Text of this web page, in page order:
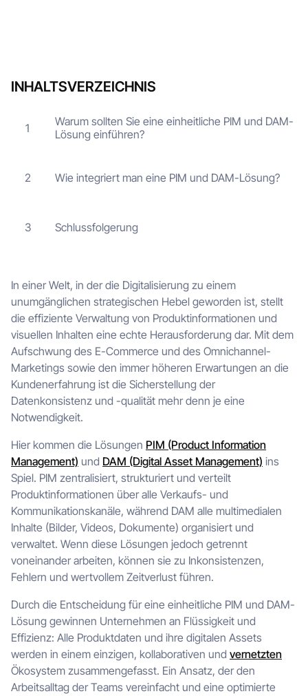
INHALTSVERZEICHNIS
1
Warum sollten Sie eine einheitliche PIM und DAM-
Lösung einführen?
2 Wie integriert man eine PIM und DAM-Lösung?
3 Schlussfolgerung
In einer Welt, in der die Digitalisierung zu einem
unumgänglichen strategischen Hebel geworden ist, stellt
die effiziente Verwaltung von Produktinformationen und
visuellen Inhalten eine echte Herausforderung dar. Mit dem
Aufschwung des E-Commerce und des Omnichannel-
Marketings sowie den immer höheren Erwartungen an die
Kundenerfahrung ist die Sicherstellung der
Datenkonsistenz und -qualität mehr denn je eine
Notwendigkeit.
Hier kommen die Lösungen PIM (Product Information
Management) und DAM (Digital Asset Management) ins
Spiel. PIM zentralisiert, strukturiert und verteilt
Produktinformationen über alle Verkaufs- und
Kommunikationskanäle, während DAM alle multimedialen
Inhalte (Bilder, Videos, Dokumente) organisiert und
verwaltet. Wenn diese Lösungen jedoch getrennt
voneinander arbeiten, können sie zu Inkonsistenzen,
Fehlern und wertvollem Zeitverlust führen.
Durch die Entscheidung für eine einheitliche PIM und DAM-
Lösung gewinnen Unternehmen an Flüssigkeit und
Effizienz: Alle Produktdaten und ihre digitalen Assets
werden in einem einzigen, kollaborativen und vernetzten
Ökosystem zusammengefasst. Ein Ansatz, der den
Arbeitsalltag der Teams vereinfacht und eine optimierte